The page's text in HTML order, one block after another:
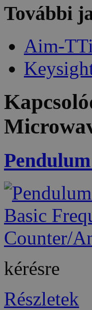
További
Aim-
kérésre
Részletek